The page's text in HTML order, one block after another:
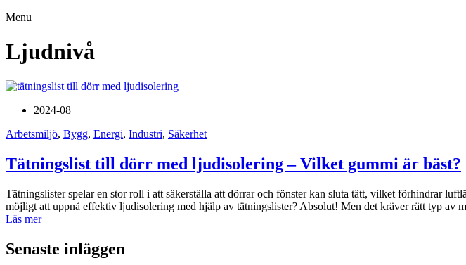
Menu
Ljudnivå
2024-08
Arbetsmiljö, Bygg, Energi, Industri, Säkerhet
Tätningslist till dörr med ljudisolering – Vilket gummi är bäst?
Tätningslister spelar en stor roll i att säkerställa att dörrar och fönster kan sluta tätt, vilket förhindrar
möjligt att uppnå effektiv ljudisolering med hjälp av tätningslister? Absolut! Men det kräver rätt typ av
Läs mer
Senaste inläggen